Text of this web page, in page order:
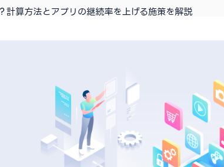
計算方法とアプリの継続率を上げる施策を解説